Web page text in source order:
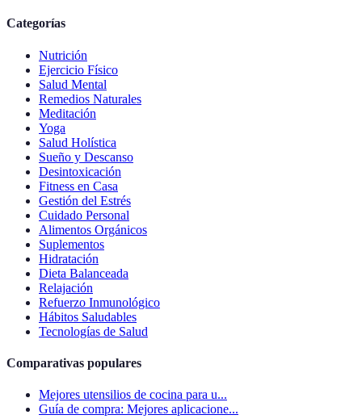
Categorías
Nutrición
Ejercicio Físico
Salud Mental
Remedios Naturales
Meditación
Yoga
Salud Holística
Sueño y Descanso
Desintoxicación
Fitness en Casa
Gestión del Estrés
Cuidado Personal
Alimentos Orgánicos
Suplementos
Hidratación
Dieta Balanceada
Relajación
Refuerzo Inmunológico
Hábitos Saludables
Tecnologías de Salud
Comparativas populares
Mejores utensilios de cocina para u...
Guía de compra: Mejores aplicacione...